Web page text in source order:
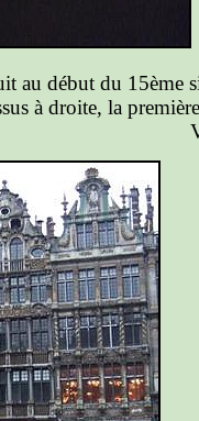
au début du 15ème
à droite, la